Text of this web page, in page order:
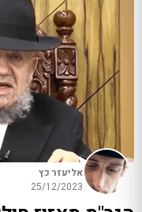
אליעזר כץ
25/12/2023